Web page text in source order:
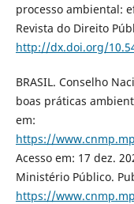
processo ambiental:
Revista do Direito
http://dx.doi.org/
BRASIL. Conselho
boas práticas
em:
https://
Acesso em: 17 dez.
Ministério Público.
https://